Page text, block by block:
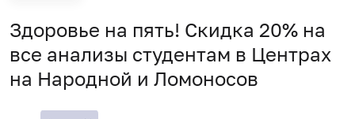
Здоровье на пять! Скидка 20% на
все анализы студентам в Центрах
на Народной и Ломоносов